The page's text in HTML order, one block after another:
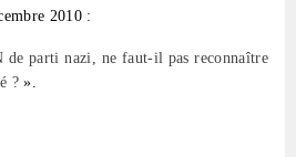
2010 :
parti nazi, ne faut-il pas reconnaître
?».